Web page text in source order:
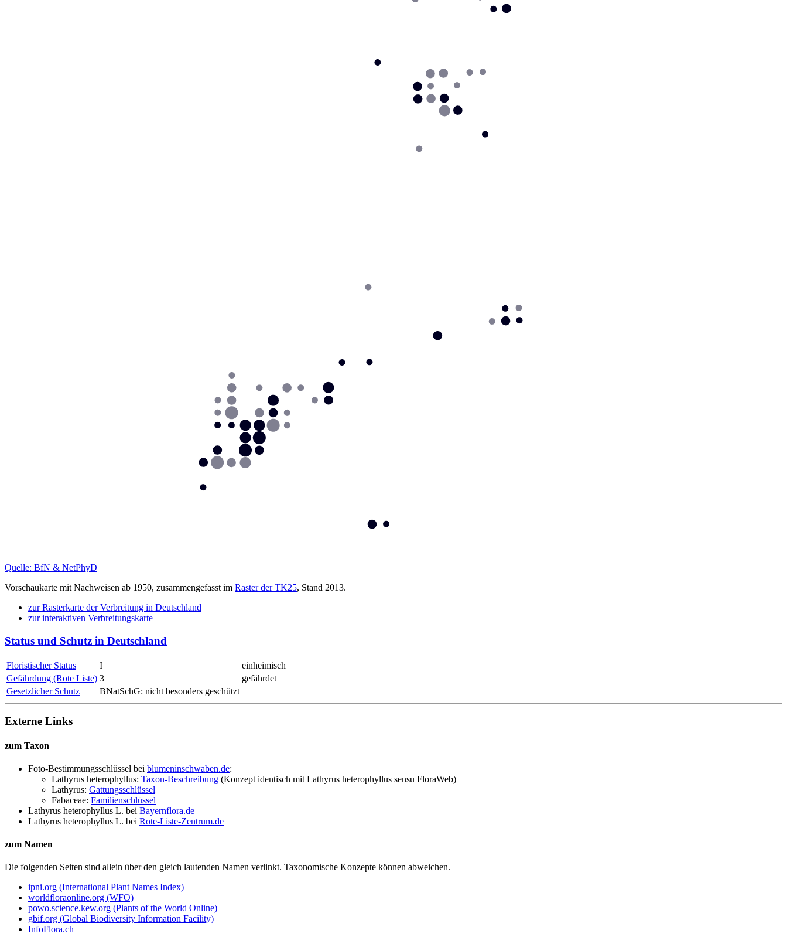
Quelle: BfN & NetPhyD
Vorschaukarte mit Nachweisen ab 1950, zusammengefasst im Raster der TK25, Stand 2013.
zur Rasterkarte der Verbreitung in Deutschland
zur interaktiven Verbreitungskarte
Status und Schutz in Deutschland
Floristischer Status I
einheimisch
Gefährdung (Rote Liste) 3
gefährdet
Gesetzlicher Schutz
BNatSchG: nicht besonders geschützt
Externe Links
zum Taxon
Foto-Bestimmungsschlüssel bei blumeninschwaben.de:
Lathyrus heterophyllus: Taxon-Beschreibung (Konzept identisch mit Lathyrus heterophyllus sensu FloraWeb)
Lathyrus: Gattungsschlüssel
Fabaceae: Familienschlüssel
Lathyrus heterophyllus L. bei Bayernflora.de
Lathyrus heterophyllus L. bei Rote-Liste-Zentrum.de
zum Namen
Die folgenden Seiten sind allein über den gleich lautenden Namen verlinkt. Taxonomische Konzepte können abweichen.
ipni.org (International Plant Names Index)
worldfloraonline.org (WFO)
powo.science.kew.org (Plants of the World Online)
gbif.org (Global Biodiversity Information Facility)
InfoFlora.ch